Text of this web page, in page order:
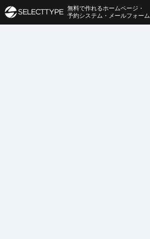
無料で作れるホームページ・
予約システム・メールフォーム